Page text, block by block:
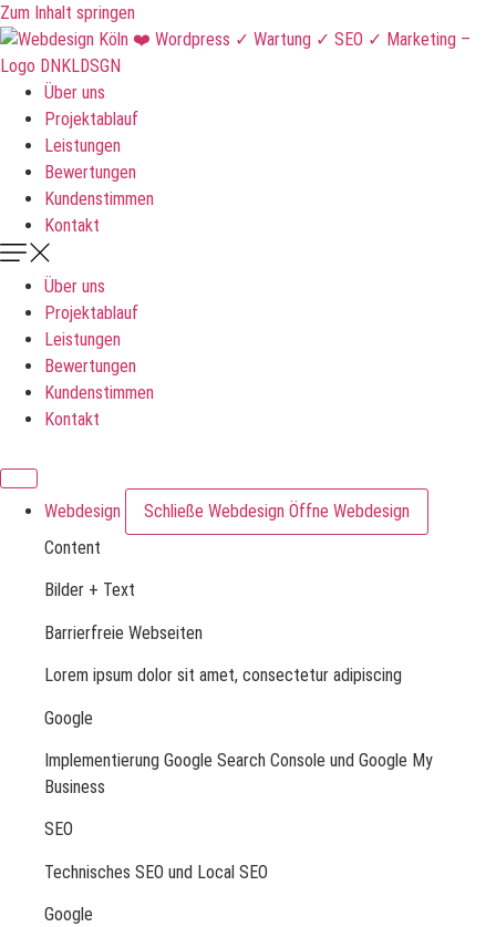
Zum Inhalt springen
Über uns
Projektablauf
Leistungen
Bewertungen
Kundenstimmen
Kontakt
Über uns
Projektablauf
Leistungen
Bewertungen
Kundenstimmen
Kontakt
Webdesign Schließe Webdesign Öffne Webdesign
Content
Bilder + Text
Barrierfreie Webseiten
Lorem ipsum dolor sit amet, consectetur adipiscing
Google
Implementierung Google Search Console und Google My
Business
SEO
Technisches SEO und Local SEO
Google